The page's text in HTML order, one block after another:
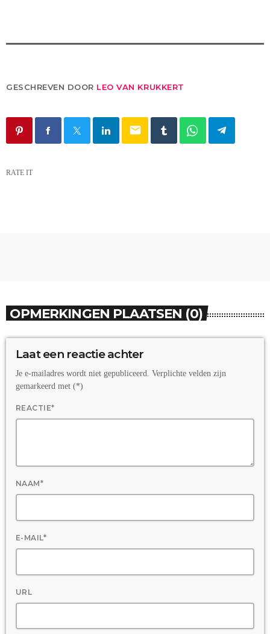
GESCHREVEN DOOR LEO VAN KRUKKERT
email
RATE IT
OPMERKINGEN PLAATSEN (0)
Laat een reactie achter
Je e-mailadres wordt niet gepubliceerd. Verplichte velden zijn
gemarkeerd met (*)
REACTIE*
NAAM*
E-MAIL*
URL